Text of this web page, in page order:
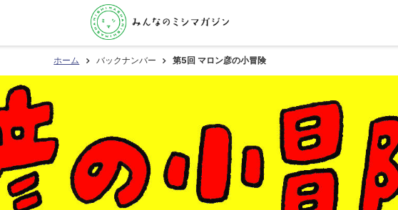
ホーム バックナンバー 第5回 マロン彦の小冒険